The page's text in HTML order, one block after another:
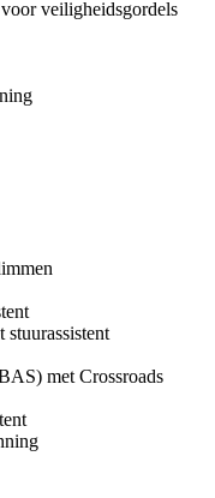
veiligheidsgordels
met Crossroads